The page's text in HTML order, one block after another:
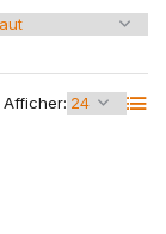
Afficher: